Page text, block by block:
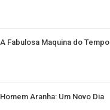
A Fabulosa Maquina do Tempo
Homem Aranha: Um Novo Dia